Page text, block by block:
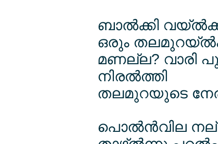
ബാല്‍ക്കി
ഒരും
മണല്ല? വാരി
നിരല്‍ത്തി
തലമുറയുടെ
പൊല്‍ന്‍വില